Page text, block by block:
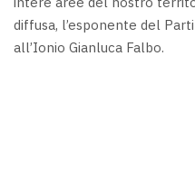
diffusa, l’esponente del
all’Ionio Gianluca Falbo.